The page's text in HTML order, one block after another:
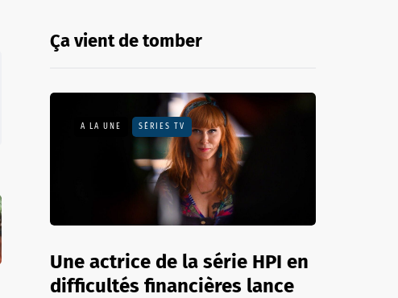
Ça vient de tomber
A LA UNE SÉRIES TV
Une actrice de la série HPI en
difficultés financières lance